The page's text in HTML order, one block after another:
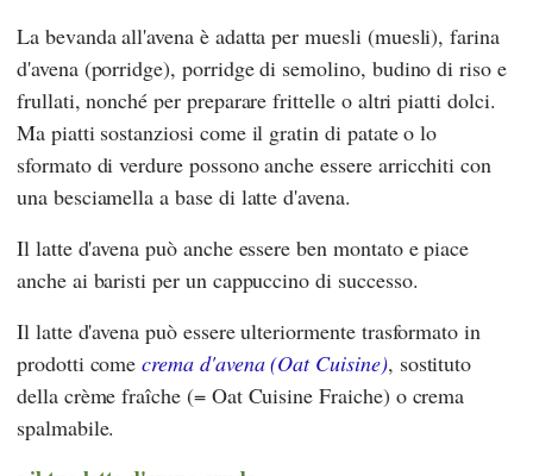
La bevanda all'avena è adatta per muesli (muesli), farina
d'avena (porridge), porridge di semolino, budino di riso e
frullati, nonché per preparare frittelle o altri piatti dolci.
Ma piatti sostanziosi come il gratin di patate o lo
sformato di verdure possono anche essere arricchiti con
una besciamella a base di latte d'avena.
Il latte d'avena può anche essere ben montato e piace
anche ai baristi per un cappuccino di successo.
Il latte d'avena può essere ulteriormente trasformato in
prodotti comecrema d'avena (Oat Cuisine), sostituto
della crème fraîche (= Oat Cuisine Fraiche) o crema
spalmabile.